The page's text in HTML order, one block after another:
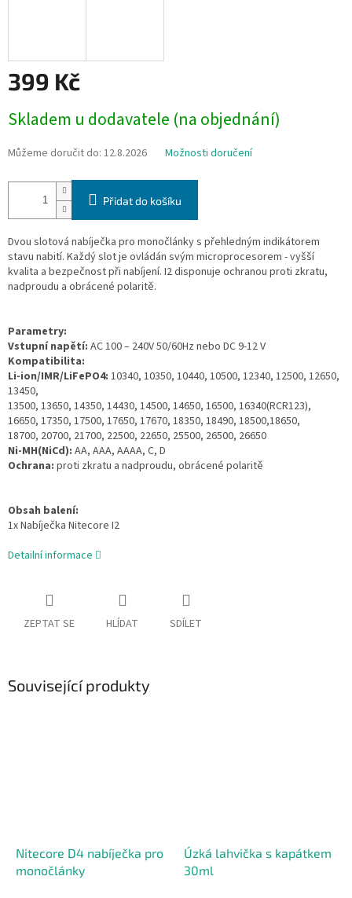
399 Kč
cena:
Skladem u dodavatele (na objednání)
Můžeme doručit do: 12.8.2026 Možnosti doručení
Přidat do košíku
Dvou slotová nabíječka pro monočlánky s přehledným indikátorem
stavu nabití. Každý slot je ovládán svým microprocesorem - vyšší
kvalita a bezpečnost při nabíjení. I2 disponuje ochranou proti zkratu,
nadproudu a obrácené polaritě.
Parametry:
Vstupní napětí: AC 100 – 240V 50/60Hz nebo DC 9-12 V
Kompatibilita:
Li-ion/IMR/LiFePO4: 10340, 10350, 10440, 10500, 12340, 12500, 12650,
13450,
13500, 13650, 14350, 14430, 14500, 14650, 16500, 16340(RCR123),
16650, 17350, 17500, 17650, 17670, 18350, 18490, 18500,18650,
18700, 20700, 21700, 22500, 22650, 25500, 26500, 26650
Ni-MH(NiCd): AA, AAA, AAAA, C, D
Ochrana: proti zkratu a nadproudu, obrácené polaritě
Obsah balení:
1x Nabíječka Nitecore I2
Detailní informace
ZEPTAT SE HLÍDAT SDÍLET
Související produkty
Nitecore D4 nabíječka pro
monočlánky
Úzká lahvička s kapátkem
30ml